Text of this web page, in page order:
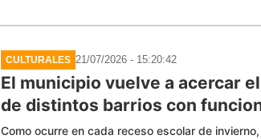
CULTURALES 21/07/2026 - 15:20:42
El municipio vuelve a acercar
de distintos barrios con
Como ocurre en cada receso escolar de